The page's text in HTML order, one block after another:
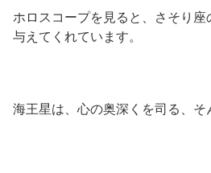
ホロスコープを見ると、さそり
与えてくれています。
海王星は、心の奥深くを司る、そ